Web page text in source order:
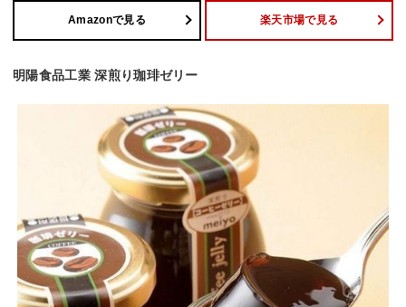
Amazonで見る 楽天市場で見る
明陽食品工業 深煎り珈琲ゼリー